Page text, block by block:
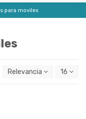
para moviles
Relevancia 16